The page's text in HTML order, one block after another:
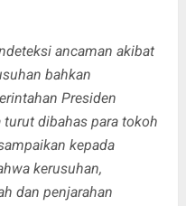
ancaman akibat
bahkan
Presiden
dibahas para tokoh
kepada
kerusuhan,
dan penjarahan